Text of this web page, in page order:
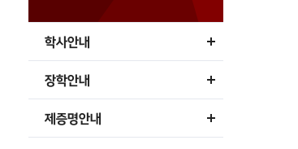
학사안내
장학안내
제증명안내